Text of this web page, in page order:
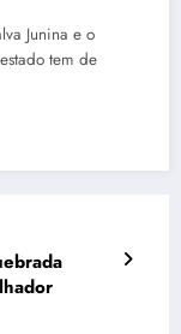
Junina e o
tem de